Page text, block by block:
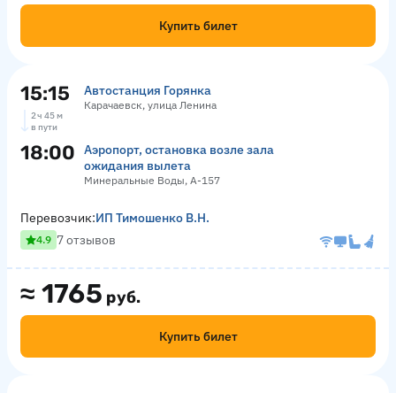
Купить билет
15:15 Автостанция Горянка
Карачаевск, улица Ленина
2 ч 45 м
в пути
18:00
Аэропорт, остановка возле зала
ожидания вылета
Минеральные Воды, А-157
≈ 1765 руб.
Купить билет
Перевозчик:ИП Тимошенко В.Н.
4.9 7 отзывов